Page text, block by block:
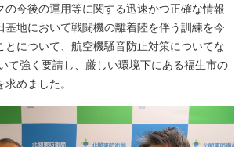
の今後の運用等に関する迅速かつ正確な情報
基地において戦闘機の離着陸を伴う訓練を今
とについて、航空機騒音防止対策についてな
て強く要請し、厳しい環境下にある福生市の
めました。